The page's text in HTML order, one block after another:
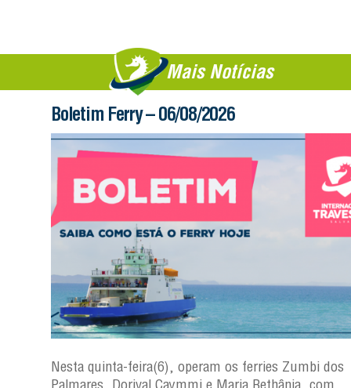
Mais Notícias
Boletim Ferry – 06/08/2026
Nesta quinta-feira(6), operam os ferries Zumbi dos
Palmares, Dorival Caymmi e Maria Bethânia, com